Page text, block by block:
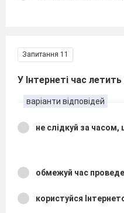
Запитання 11
У Інтернеті час
варіанти відповідей
не слідкуй за
обмежуй час
користуйся